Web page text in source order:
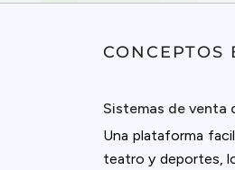
CONCEPTOS
Sistemas de venta
Una plataforma
teatro y deportes,